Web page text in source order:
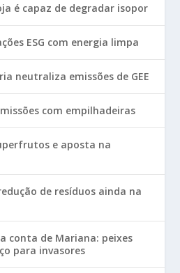
é capaz de degradar isopor
ESG com energia limpa
neutraliza emissões de GEE
com empilhadeiras
e aposta na
de resíduos ainda na
conta de Mariana: peixes
para invasores